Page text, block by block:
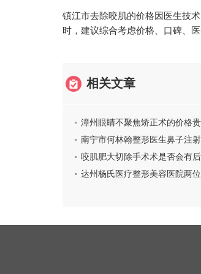
镇江市去除咬肌的价格因医生技
时，建议综合考虑价格、口碑、
相关文章
漳州眼睛不聚焦矫正术的价格
南宁市何林翰整形医生鼻子注
钱呀
咬肌肥大切除手术术是否会有
除手术有哪些后遗症如何预防」
达州杨氏医疗整形美容医院两